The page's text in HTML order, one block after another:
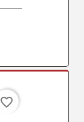
favorite_border